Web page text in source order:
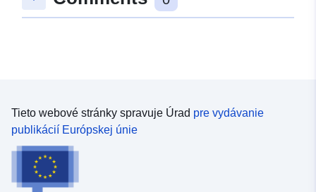
Tieto webové stránky spravuje Úrad pre vydávanie
publikácií Európskej únie